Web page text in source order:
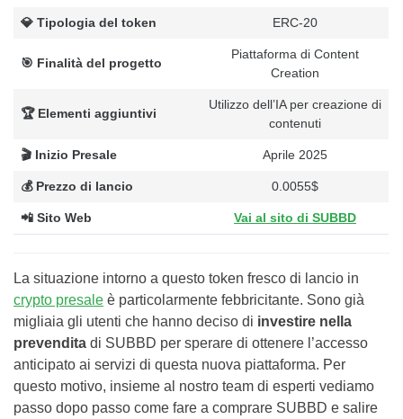
💎 Tipologia del token ERC-20
🎯 Finalità del progetto
Piattaforma di Content
Creation
🏆 Elementi aggiuntivi
Utilizzo dell’IA per creazione di
contenuti
🎬 Inizio Presale Aprile 2025
💰 Prezzo di lancio 0.0055$
📲 Sito Web Vai al sito di SUBBD
La situazione intorno a questo token fresco di lancio in
crypto presale è particolarmente febbricitante. Sono già
migliaia gli utenti che hanno deciso di investire nella
prevendita di SUBBD per sperare di ottenere l’accesso
anticipato ai servizi di questa nuova piattaforma. Per
questo motivo, insieme al nostro team di esperti vediamo
passo dopo passo come fare a comprare SUBBD e salire